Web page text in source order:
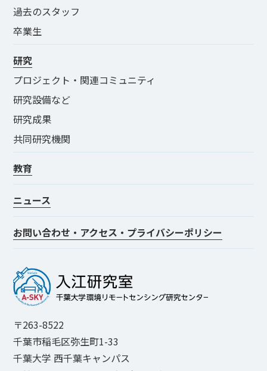
〒263-8522
千葉市稲毛区弥生町1-33
千葉大学 西千葉キャンパス
過去のスタッフ
卒業生
研究
プロジェクト・関連コミュニティ
研究設備など
研究成果
共同研究機関
教育
ニュース
お問い合わせ・アクセス・プライバシーポリシー